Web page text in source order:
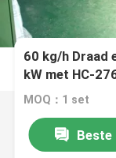
60 kg/h Draad
kW met HC-
MOQ：1 set
Beste